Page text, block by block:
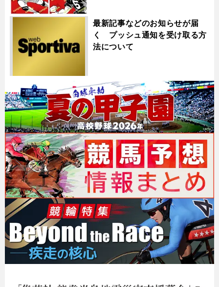
最新記事などのお知らせが届
く プッシュ通知を受け取る方
法について